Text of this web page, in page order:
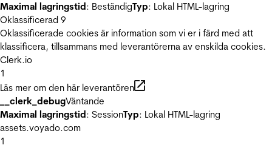
Maximal lagringstid: BeständigTyp: Lokal HTML-lagring
Oklassificerad 9
Oklassificerade cookies är information som vi er i färd med att
klassificera, tillsammans med leverantörerna av enskilda cookies.
Clerk.io
1
Läs mer om den här leverantören
__clerk_debugVäntande
Maximal lagringstid: SessionTyp: Lokal HTML-lagring
assets.voyado.com
1